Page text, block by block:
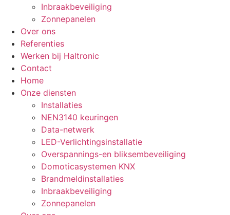
Inbraakbeveiliging
Zonnepanelen
Over ons
Referenties
Werken bij Haltronic
Contact
Home
Onze diensten
Installaties
NEN3140 keuringen
Data-netwerk
LED-Verlichtingsinstallatie
Overspannings-en bliksembeveiliging
Domoticasystemen KNX
Brandmeldinstallaties
Inbraakbeveiliging
Zonnepanelen